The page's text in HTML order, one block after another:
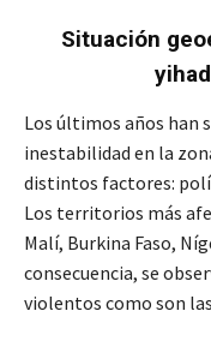
Situación
Los últimos años han
inestabilidad en la
distintos factores:
Los territorios más
Malí, Burkina Faso,
consecuencia, se
violentos como son